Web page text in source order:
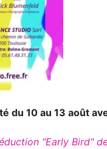
du 10 au 13 août
"Early Bird"